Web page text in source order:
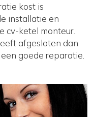
kost is
installatie en
cv-ketel monteur.
afgesloten dan
goede reparatie.